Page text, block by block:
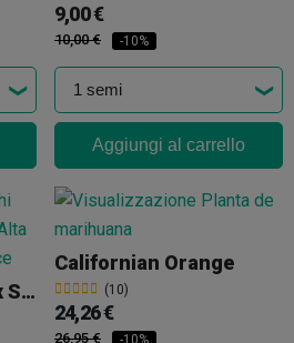
9,00 €
10,00 € -10%
Aggiungi al carrello
Monchi Gelatto Apex Seeds
Californian Orange
(10)
24,26 €
26,95 € -10%